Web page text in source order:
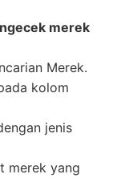
merek
Merek.
kolom
jenis
merek yang